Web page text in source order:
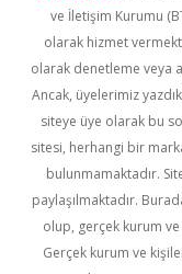
ve İletişim Kurumu
olarak hizmet
olarak denetleme veya
Ancak, üyelerimiz
siteye üye olarak bu
sitesi, herhangi bir
bulunmamaktadır.
paylaşılmaktadır.
olup, gerçek kurum ve
Gerçek kurum ve